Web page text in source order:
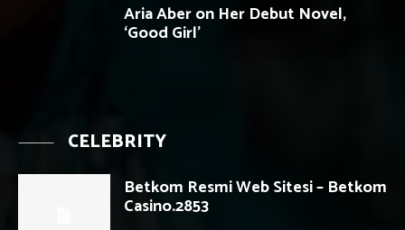
Aria Aber on Her Debut Novel,
‘Good Girl’
CELEBRITY
Betkom Resmi Web Sitesi – Betkom
Casino.2853